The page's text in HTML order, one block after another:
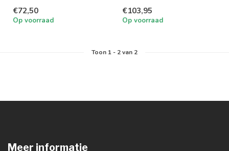
€72,50
Op voorraad
145lm/w en 1-10v d...
€103,95
Op voorraad
Toon 1- 2van 2
Meer informatie